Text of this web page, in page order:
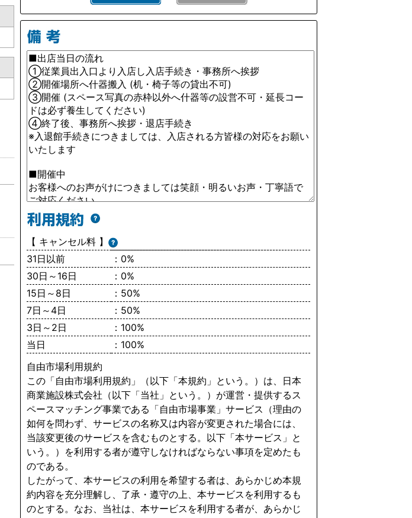
【 キャンセル料 】
31日以前
：0%
30日～16日
：0%
15日～8日
：50%
7日～4日
：50%
3日～2日
：100%
当日
：100%
自由市場利用規約
この「自由市場利用規約」（以下「本規約」という。）は、日本
商業施設株式会社（以下「当社」という。）が運営・提供するス
ペースマッチング事業である「自由市場事業」サービス（理由の
如何を問わず、サービスの名称又は内容が変更された場合には、
当該変更後のサービスを含むものとする。以下「本サービス」と
いう。）を利用する者が遵守しなければならない事項を定めたも
のである。
したがって、本サービスの利用を希望する者は、あらかじめ本規
約内容を充分理解し、了承・遵守の上、本サービスを利用するも
のとする。なお、当社は、本サービスを利用する者が、あらかじ